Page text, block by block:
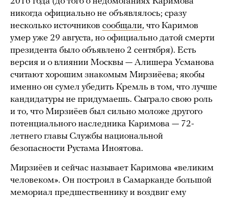
никогда официально не объявлялось; сразу
несколько источников сообщали, что Каримов
умер уже 29 августа, но официально датой смерти
президента было объявлено 2 сентября). Есть
версия и о влиянии Москвы — Алишера Усманова
считают хорошим знакомым Мирзиёева; якобы
именно он сумел убедить Кремль в том, что лучше
кандидатуры не придумаешь. Сыграло свою роль
и то, что Мирзиёев был сильно моложе другого
потенциального наследника Каримова — 72-
летнего главы Службы национальной
безопасности Рустама Иноятова.
Мирзиёев и сейчас называет Каримова «великим
человеком». Он построил в Самарканде большой
мемориал предшественнику и воздвиг ему